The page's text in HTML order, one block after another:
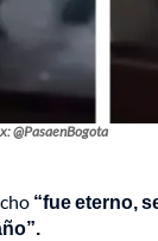
x: @PasaenBogota
“fue eterno,